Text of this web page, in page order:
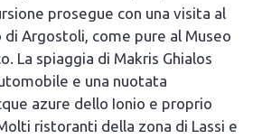
prosegue con una visita al
di Argostoli, come pure al Museo
La spiaggia di Makris Ghialos
e una nuotata
azure dello Ionio e proprio
ristoranti della zona di Lassi e